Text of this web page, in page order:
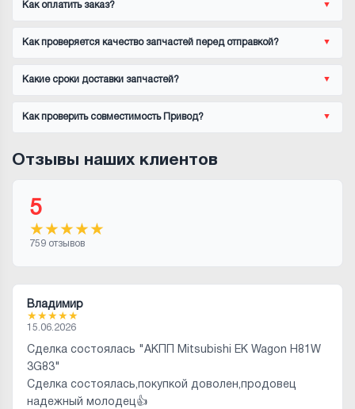
Как оплатить заказ?
Как проверяется качество запчастей перед отправкой?
Какие сроки доставки запчастей?
Как проверить совместимость Привод?
Отзывы наших клиентов
5
★★★★★
759 отзывов
Владимир
★★★★★
15.06.2026
Сделка состоялась "АКПП Mitsubishi EK Wagon H81W
3G83"
Сделка состоялась,покупкой доволен,продовец
надежный молодец👍